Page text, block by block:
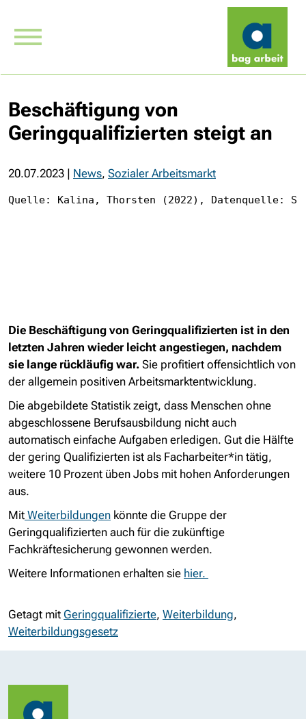
Beschäftigung von
Geringqualifizierten steigt an
20.07.2023 | News, Sozialer Arbeitsmarkt
Quelle: Kalina, Thorsten (2022), Datenquelle:
Die Beschäftigung von Geringqualifizierten ist in den
letzten Jahren wieder leicht angestiegen, nachdem
sie lange rückläufig war. Sie profitiert offensichtlich von
der allgemein positiven Arbeitsmarktentwicklung.
Die abgebildete Statistik zeigt, dass Menschen ohne
abgeschlossene Berufsausbildung nicht auch
automatisch einfache Aufgaben erledigen. Gut die Hälfte
der gering Qualifizierten ist als Facharbeiter*in tätig,
weitere 10 Prozent üben Jobs mit hohen Anforderungen
aus.
Mit Weiterbildungen könnte die Gruppe der
Geringqualifizierten auch für die zukünftige
Fachkräftesicherung gewonnen werden.
Weitere Informationen erhalten sie hier.
Getagt mit Geringqualifizierte, Weiterbildung,
Weiterbildungsgesetz